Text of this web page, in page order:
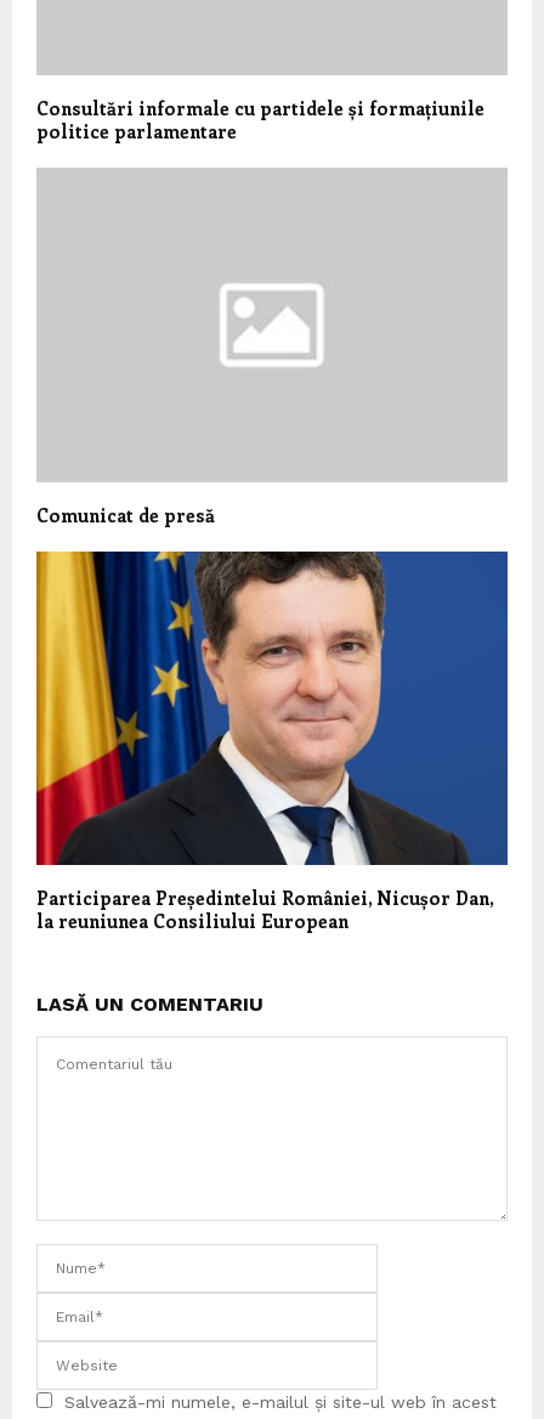
Consultări informale cu partidele și formațiunile
politice parlamentare
Comunicat de presă
Participarea Președintelui României, Nicușor Dan,
la reuniunea Consiliului European
LASĂ UN COMENTARIU
Salvează-mi numele, e-mailul și site-ul web în acest